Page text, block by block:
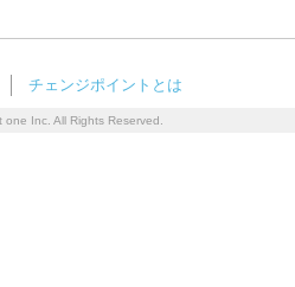
チェンジポイントとは
Inc. All Rights Reserved.